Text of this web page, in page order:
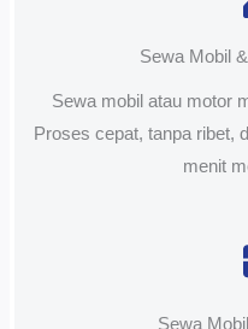
Sewa Mobil
Sewa mobil atau motor
Proses cepat, tanpa ribet,
menit
Sewa